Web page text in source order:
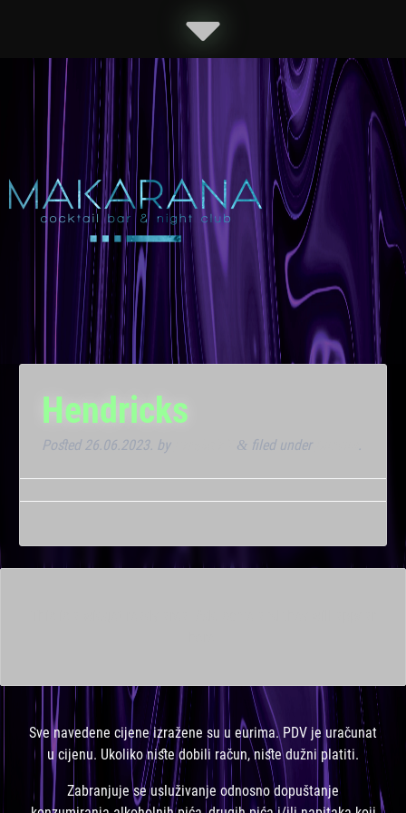
Hendricks
Posted 26.06.2023. by & filed under .
Sve navedene cijene izražene su u eurima. PDV je uračunat
u cijenu. Ukoliko niste dobili račun, niste dužni platiti.
Zabranjuje se usluživanje odnosno dopuštanje